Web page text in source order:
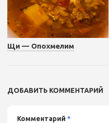
Щи — Опохмелим
ДОБАВИТЬ КОММЕНТАРИЙ
Комментарий *